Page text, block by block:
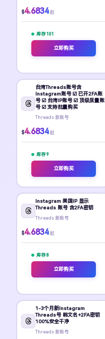
$4.6834 起
库存 101
立即购买
台湾Threads账号含
Instagram账号 ☑️ 已开2FA账
号 ☑️ 台湾IP账号 ☑️ 顶级质量账
号 ☑️ 支持批量购买
Threads 新账号
$4.6834 起
库存 9
立即购买
Instagram 美国IP 显示
Threads 账号 含2FA密钥
Threads 新账号
$4.6834 起
库存 8
立即购买
1-3个月新Instagram
Threads号 韩文名+2FA密钥
100%安全干净
Threads 新账号